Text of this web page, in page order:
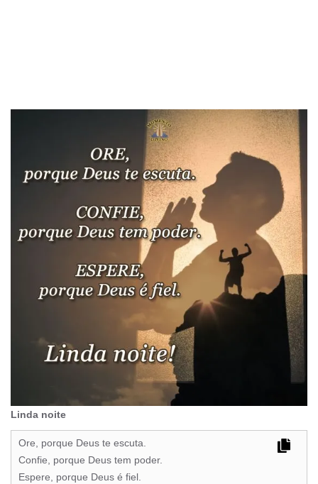
Linda noite
Ore, porque Deus te escuta.
Confie, porque Deus tem poder.
Espere, porque Deus é fiel.